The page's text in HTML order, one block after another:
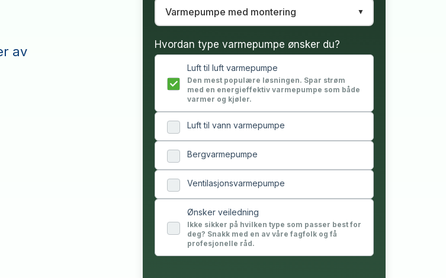
av
Hvordan type varmepumpe ønsker du?
Luft til luft varmepumpe
Den mest populære løsningen. Spar strøm
med en energieffektiv varmepumpe som både
varmer og kjøler.
Luft til vann varmepumpe
Bergvarmepumpe
Ventilasjonsvarmepumpe
Ønsker veiledning
Ikke sikker på hvilken type som passer best for
deg? Snakk med en av våre fagfolk og få
profesjonelle råd.